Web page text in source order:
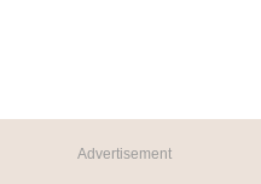
Advertisement